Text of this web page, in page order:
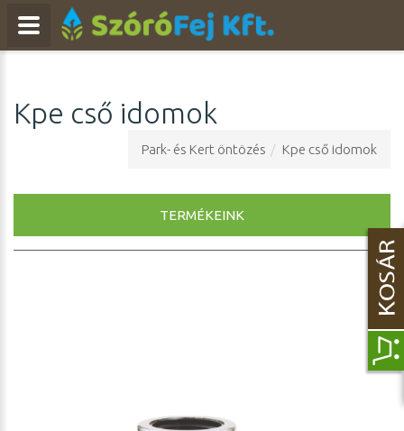
Kpe cső idomok
Park- és Kert öntözés Kpe cső idomok
TERMÉKEINK